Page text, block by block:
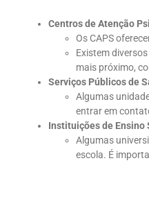
Centros de Atenção
Os CAPS
Existem
mais próximo,
Serviços Públicos de
Algumas
entrar em
Instituições de Ensino
Algumas
escola. É